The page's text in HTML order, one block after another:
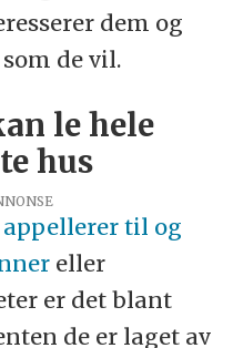
dem og
de vil.
le hele
hus
appellerer til og
eller
er det blant
de er laget av